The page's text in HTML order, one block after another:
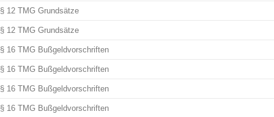
§ 12 TMG Grundsätze
§ 12 TMG Grundsätze
§ 16 TMG Bußgeldvorschriften
§ 16 TMG Bußgeldvorschriften
§ 16 TMG Bußgeldvorschriften
§ 16 TMG Bußgeldvorschriften